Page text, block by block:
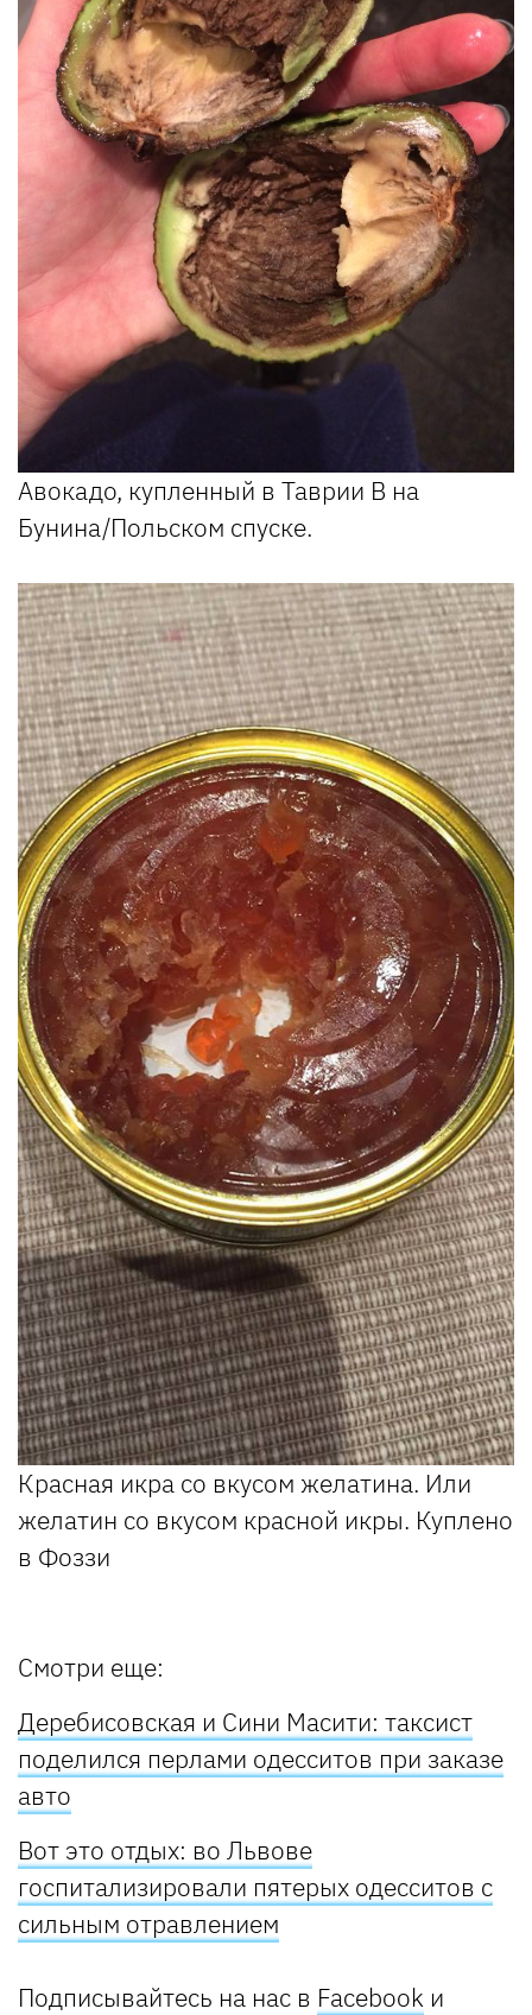
Авокадо, купленный в Таврии В на
Бунина/Польском спуске.
Красная икра со вкусом желатина. Или
желатин со вкусом красной икры. Куплено
в Фоззи
Смотри еще:
Деребисовская и Сини Масити: таксист
поделился перлами одесситов при заказе
авто
Вот это отдых: во Львове
госпитализировали пятерых одесситов с
сильным отравлением
Подписывайтесь на нас в Facebook и